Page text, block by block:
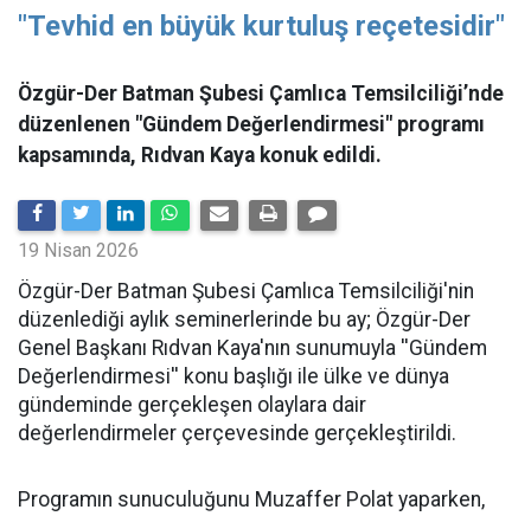
"Tevhid en büyük kurtuluş reçetesidir"
Özgür-Der Batman Şubesi Çamlıca Temsilciliği’nde
düzenlenen "Gündem Değerlendirmesi" programı
kapsamında, Rıdvan Kaya konuk edildi.
19 Nisan 2026
​Özgür-Der Batman Şubesi Çamlıca Temsilciliği'nin
düzenlediği aylık seminerlerinde bu ay; Özgür-Der
Genel Başkanı Rıdvan Kaya'nın sunumuyla ''Gündem
Değerlendirmesi'' konu başlığı ile ülke ve dünya
gündeminde gerçekleşen olaylara dair
değerlendirmeler çerçevesinde gerçekleştirildi.
Programın sunuculuğunu Muzaffer Polat yaparken,